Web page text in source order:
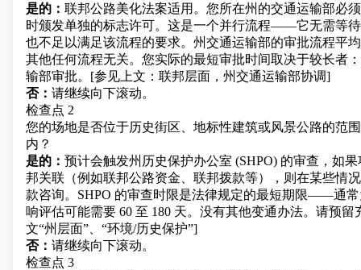
是的： 联邦公路美化法案适用。您所在州的交通运输部必
时颁发单独的标志许可。这是一个并行流程——它无需等
也不足以满足该流程的要求。州交通运输部的审批流程平
其他任何流程无关。您实际的最短审批时间取决于较长者
输部审批。[参见上文：联邦层面，州交通运输部协调]
否： 请继续向下滚动。
检查点 2
您的场地是否位于历史街区、地标性建筑或风景公路的范
内？
是的： 预计会触发州历史保护办公室 (SHPO) 的审查，如
邦关联（例如联邦公路资金、联邦拨款等），则在某些情
款咨询。SHPO 的审查时限是法律规定的最短期限——通常
响评估可能需要 60 至 180 天。没有其他变通办法。请预
文“州层面”、“环境/历史保护”]
否： 请继续向下滚动。
检查点 3